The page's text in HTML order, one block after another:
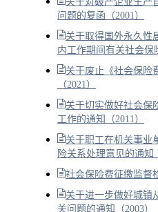
问题的复函（2001）
关于取得国外永久性
内工作期间有关社会保
关于废止《社会保险
（2021）
关于切实做好社会保
工作的通知（2011）
关于职工在机关事业
险关系处理意见的通知
社会保险费征缴监督
关于进一步做好城镇
关问题的通知（2003）